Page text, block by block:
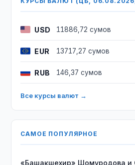
USD 11886,72 сумов
EUR 13717,27 сумов
RUB 146,37 сумов
Все курсы валют →
САМОЕ ПОПУЛЯРНОЕ
«Башакшехир» Шомуродова и